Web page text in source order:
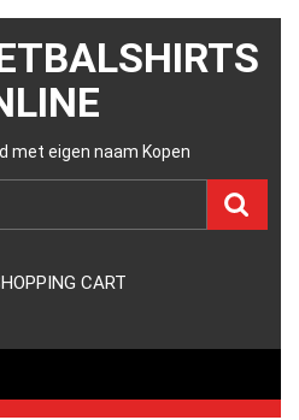
met eigen naam Kopen
CART